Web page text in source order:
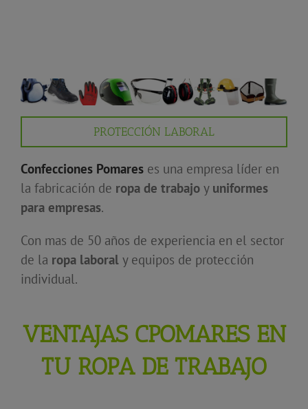
PROTECCIÓN LABORAL
Confecciones Pomares es una empresa líder en
la fabricación de ropa de trabajo y uniformes
para empresas.
Con mas de 50 años de experiencia en el sector
de la ropa laboral y equipos de protección
individual.
VENTAJAS CPOMARES EN
TU ROPA DE TRABAJO